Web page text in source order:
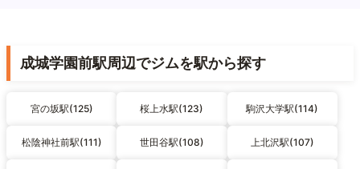
成城学園前駅周辺でジムを駅から探す
宮の坂駅(125) 桜上水駅(123) 駒沢大学駅(114)
松陰神社前駅(111) 世田谷駅(108) 上北沢駅(107)